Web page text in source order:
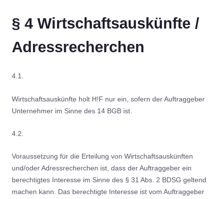
§ 4 Wirtschaftsauskünfte /
Adressrecherchen
4.1.
Wirtschaftsauskünfte holt H!F nur ein, sofern der Auftraggeber
Unternehmer im Sinne des 14 BGB ist.
4.2.
Voraussetzung für die Erteilung von Wirtschaftsauskünften
und/oder Adressrecherchen ist, dass der Auftraggeber ein
berechtigtes Interesse im Sinne des § 31 Abs. 2 BDSG geltend
machen kann. Das berechtigte Interesse ist vom Auftraggeber